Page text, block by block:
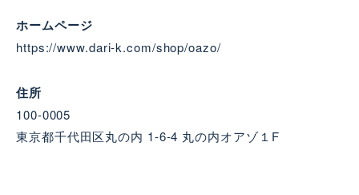
ホームページ
https://www.dari-k.com/shop/oazo/
住所
100-0005
東京都千代田区丸の内 1-6-4 丸の内オアゾ１F